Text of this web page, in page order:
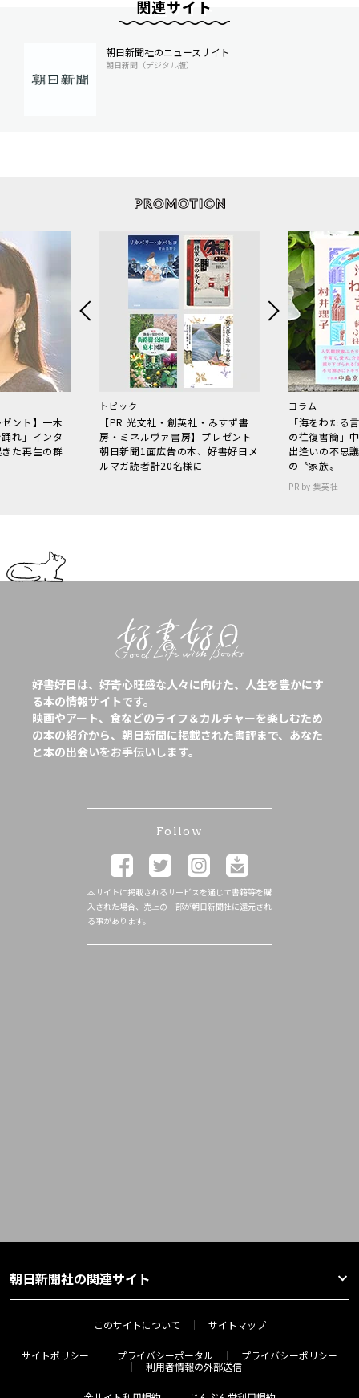
関連サイト
朝日新聞社のニュースサイト
朝日新聞（デジタル版）
ント】一木
れ」インタ
た再生の群
トピック
【PR 光文社・創英社・みすず書
房・ミネルヴァ書房】プレゼント
朝日新聞1面広告の本、好書好日メ
ルマガ読者計20名様に
コラム
「海をわた
の往復書簡」
出逢いの不思
の〝家族〟
PR by 集英社
好書好日は、好奇心旺盛な人々に向けた、人生を豊かにす
る本の情報サイトです。
映画やアート、食などのライフ＆カルチャーを楽しむため
の本の紹介から、朝日新聞に掲載された書評まで、あなた
と本の出会いをお手伝いします。
Follow
本サイトに掲載されるサービスを通じて書籍等を購
入された場合、売上の一部が朝日新聞社に還元され
る事があります。
朝日新聞社の関連サイト
このサイトについて サイトマップ
サイトポリシー プライバシーポータル
プライバシーポリシー
利用者情報の外部送信